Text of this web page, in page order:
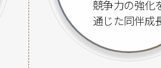
競争力の強化
通じた同伴成